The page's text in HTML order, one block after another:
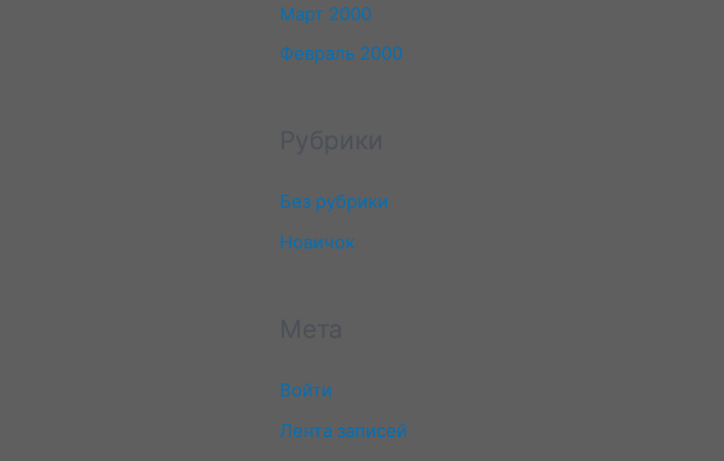
Март 2000
Февраль 2000
Без рубрики
Новичок
Войти
Лента записей